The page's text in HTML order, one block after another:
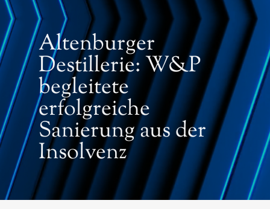
Altenburger
Destillerie: W&P
begleitete
erfolgreiche
Sanierung aus der
Insolvenz